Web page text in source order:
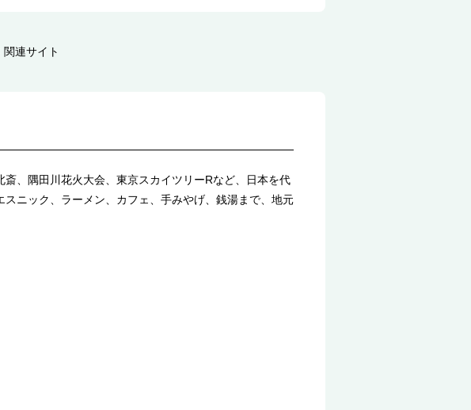
関連サイト
、隅田川花火大会、東京スカイツリーRなど、日本を代
ニック、ラーメン、カフェ、手みやげ、銭湯まで、地元